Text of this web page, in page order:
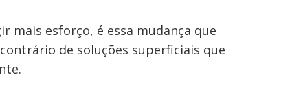
mais esforço, é essa mudança que
de soluções superficiais que